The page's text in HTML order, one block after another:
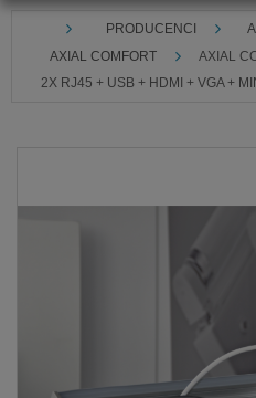
PRODUCENCI
AXIAL COMFORT
AXIAL
2X RJ45 + USB + HDMI + VGA +